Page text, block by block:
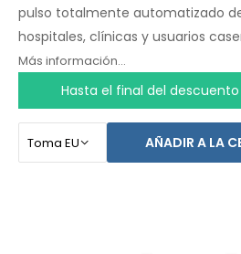
pulso totalmente automatizado
hospitales, clínicas y usuarios
la sudoración incluso por varios
aplicación. Al comienzo del
área afectada por la sudoración
computadora hará todo por ti.
Más información...
Hasta el final del descuento
AÑADIR A LA